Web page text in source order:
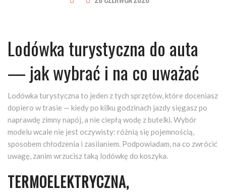
Lodówka turystyczna do auta
— jak wybrać i na co uważać
Lodówka turystyczna to jeden z tych sprzętów, które doceniasz
dopiero w trasie — kiedy po kilku godzinach jazdy sięgasz po
naprawdę zimny napój, a nie ciepłą wodę z butelki. Wybór
modelu wcale nie jest oczywisty: różnią się pojemnością,
sposobem chłodzenia i zasilaniem. Podpowiadam, na co zwrócić
uwagę, zanim wrzucisz taką lodówkę do koszyka.
TERMOELEKTRYCZNA,